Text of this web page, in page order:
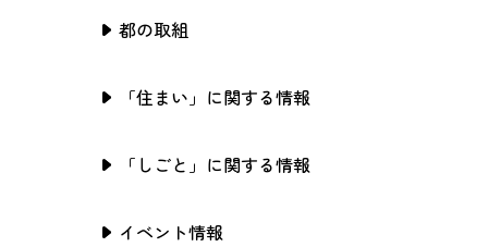
都の取組
「住まい」に関する情報
「しごと」に関する情報
イベント情報